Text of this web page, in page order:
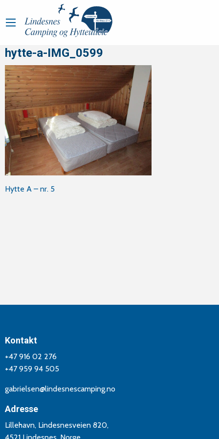
hytte-a-IMG_0599
Innleggsnavigasjon
Hytte A – nr. 5
Kontakt
+47 916 02 276
+47 959 94 505
gabrielsen@lindesnescamping.no
Adresse
Lillehavn, Lindesnesveien 820,